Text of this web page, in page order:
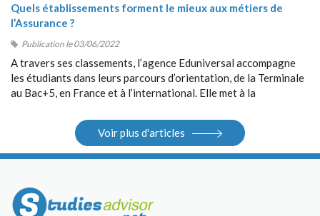
Quels établissements forment le mieux aux métiers de
l’Assurance ?
Publication le 03/06/2022
A travers ses classements, l’agence Eduniversal accompagne
les étudiants dans leurs parcours d’orientation, de la Terminale
au Bac+5, en France et à l’international. Elle met à la
Internet, salons.
Voir plus d'articles